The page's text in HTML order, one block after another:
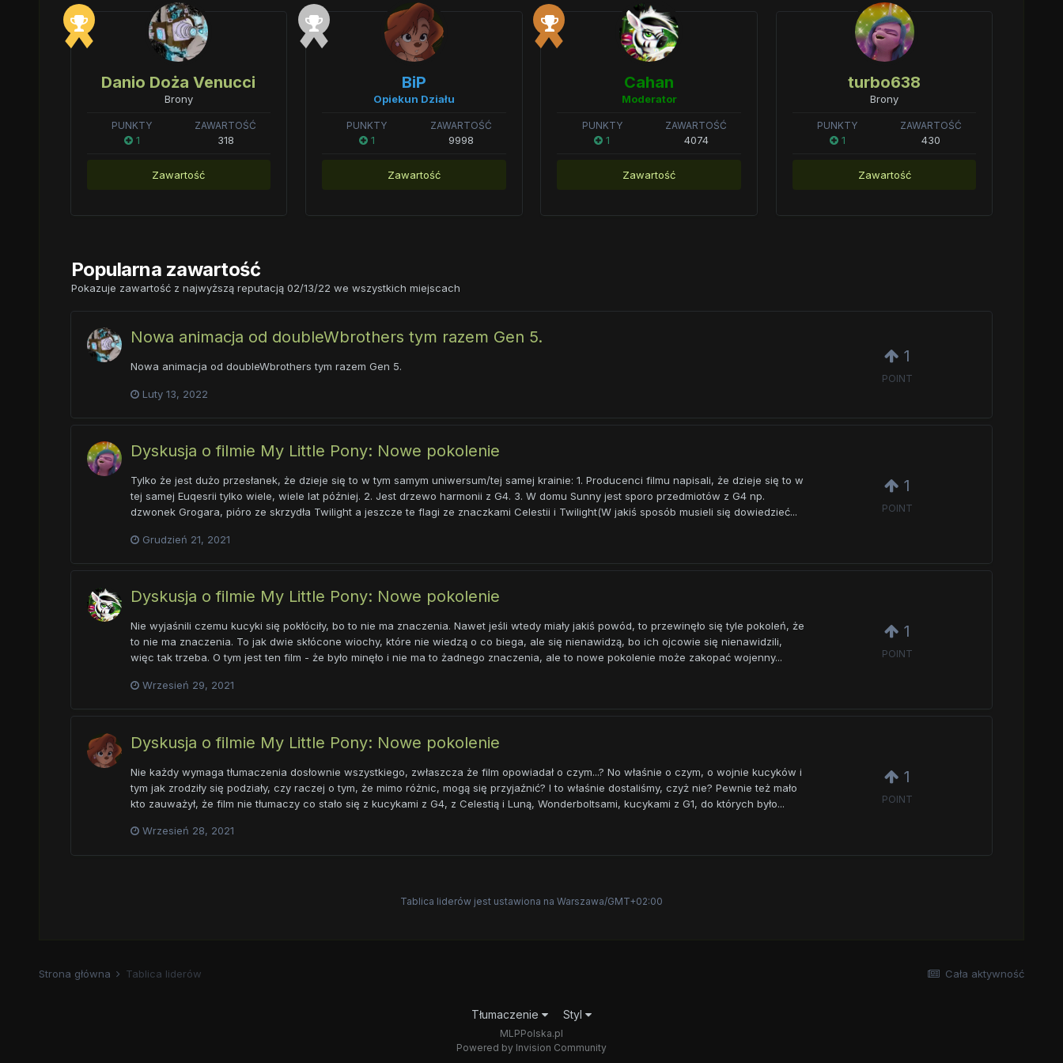
Danio Doża Venucci
Brony
PUNKTY
1
ZAWARTOŚĆ
318
Zawartość
BiP
Opiekun Działu
PUNKTY
1
ZAWARTOŚĆ
9998
Zawartość
Cahan
Moderator
PUNKTY
1
ZAWARTOŚĆ
4074
Zawartość
turbo638
Brony
PUNKTY
1
ZAWARTOŚĆ
430
Zawartość
Popularna zawartość
Pokazuje zawartość z najwyższą reputacją 02/13/22 we wszystkich miejscach
Nowa animacja od doubleWbrothers tym razem Gen 5.
Nowa animacja od doubleWbrothers tym razem Gen 5.
Luty 13, 2022
1
POINT
Dyskusja o filmie My Little Pony: Nowe pokolenie
Tylko że jest dużo przesłanek, że dzieje się to w tym samym uniwersum/tej samej krainie: 1. Producenci filmu napisali, że dzieje się to w
tej samej Euqesrii tylko wiele, wiele lat później. 2. Jest drzewo harmonii z G4. 3. W domu Sunny jest sporo przedmiotów z G4 np.
dzwonek Grogara, pióro ze skrzydła Twilight a jeszcze te flagi ze znaczkami Celestii i Twilight(W jakiś sposób musieli się dowiedzieć...
Grudzień 21, 2021
1
POINT
Dyskusja o filmie My Little Pony: Nowe pokolenie
Nie wyjaśnili czemu kucyki się pokłóciły, bo to nie ma znaczenia. Nawet jeśli wtedy miały jakiś powód, to przewinęło się tyle pokoleń, że
to nie ma znaczenia. To jak dwie skłócone wiochy, które nie wiedzą o co biega, ale się nienawidzą, bo ich ojcowie się nienawidzili,
więc tak trzeba. O tym jest ten film - że było minęło i nie ma to żadnego znaczenia, ale to nowe pokolenie może zakopać wojenny...
Wrzesień 29, 2021
1
POINT
Dyskusja o filmie My Little Pony: Nowe pokolenie
Nie każdy wymaga tłumaczenia dosłownie wszystkiego, zwłaszcza że film opowiadał o czym...? No właśnie o czym, o wojnie kucyków i
tym jak zrodziły się podziały, czy raczej o tym, że mimo różnic, mogą się przyjaźnić? I to właśnie dostaliśmy, czyż nie? Pewnie też mało
kto zauważył, że film nie tłumaczy co stało się z kucykami z G4, z Celestią i Luną, Wonderboltsami, kucykami z G1, do których było...
Wrzesień 28, 2021
1
POINT
Tablica liderów jest ustawiona na Warszawa/GMT+02:00
Cała aktywność
Strona główna Tablica liderów
Tłumaczenie Styl
MLPPolska.pl
Powered by Invision Community